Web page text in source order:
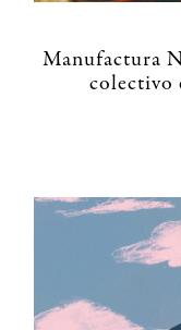
Manufactura
colectivo